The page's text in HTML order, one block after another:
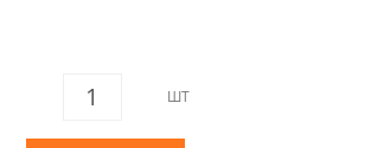
ШТ